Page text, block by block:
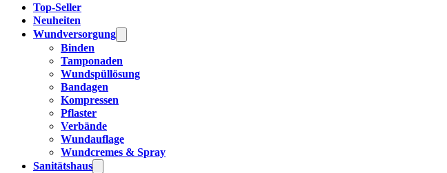
Top-Seller
Neuheiten
Wundversorgung
Binden
Tamponaden
Wundspüllösung
Bandagen
Kompressen
Pflaster
Verbände
Wundauflage
Wundcremes & Spray
Sanitätshaus